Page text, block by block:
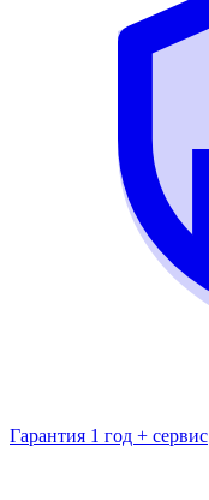
Гарантия 1 год + сервис